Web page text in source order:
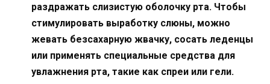
раздражать слизистую оболочку рта. Чтобы
стимулировать выработку слюны, можно
жевать безсахарную жвачку, сосать леденцы
или применять специальные средства для
увлажнения рта, такие как спреи или гели.